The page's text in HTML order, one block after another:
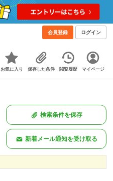
会員登録 ログイン
お気に入り 保存した条件 閲覧履歴 マイページ
検索条件を保存
新着メール通知を受け取る